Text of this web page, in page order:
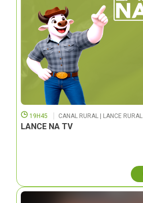
19H45 CANAL RURAL | LANCE RURAL
LANCE NA TV